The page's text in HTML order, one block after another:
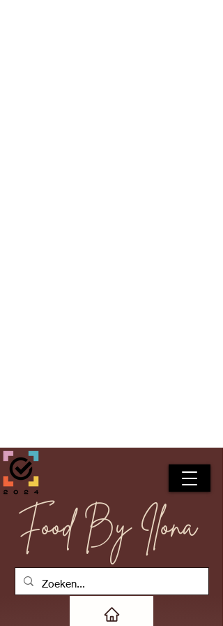
Food By Ilona